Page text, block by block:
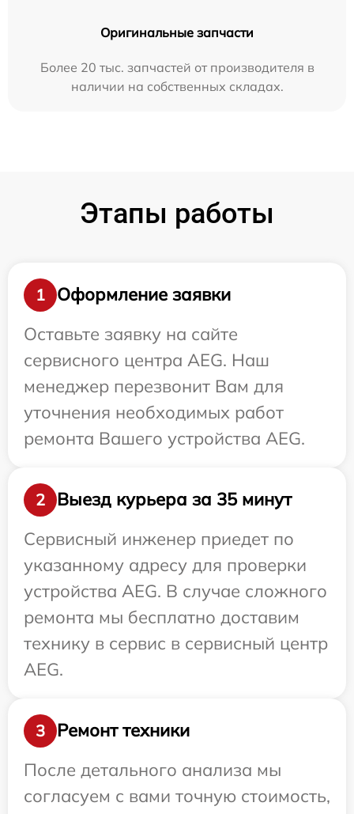
Оригинальные запчасти
Более 20 тыс. запчастей от производителя в
наличии на собственных складах.
Этапы работы
1
Оформление заявки
Оставьте заявку на сайте
сервисного центра AEG. Наш
менеджер перезвонит Вам для
уточнения необходимых работ
ремонта Вашего устройства AEG.
2
Выезд курьера за 35 минут
Сервисный инженер приедет по
указанному адресу для проверки
устройства AEG. В случае сложного
ремонта мы бесплатно доставим
технику в сервис в сервисный центр
AEG.
3
Ремонт техники
После детального анализа мы
согласуем с вами точную стоимость,